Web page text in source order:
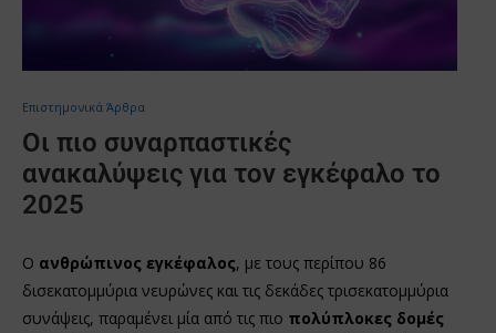
Επιστημονικά Άρθρα
Οι πιο συναρπαστικές
ανακαλύψεις για τον εγκέφαλο το
2025
Ο ανθρώπινος εγκέφαλος, με τους περίπου 86
δισεκατομμύρια νευρώνες και τις δεκάδες τρισεκατομμύρια
συνάψεις, παραμένει μία από τις πιο πολύπλοκες δομές